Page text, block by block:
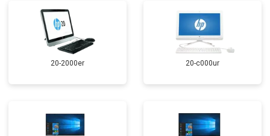
20-2000er 20-c000ur